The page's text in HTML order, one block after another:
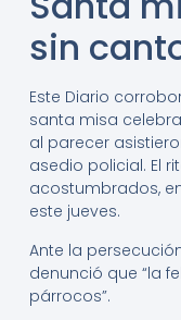
sin
Este Diario
santa misa
al parecer
asedio policial. El
acostumbrados,
este jueves.
Ante la
denunció que “la
párrocos”.